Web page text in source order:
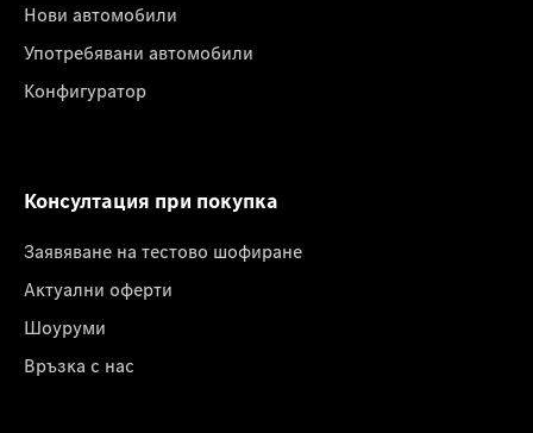
Нови автомобили
Употребявани автомобили
Конфигуратор
Консултация при покупка
Заявяване на тестово шофиране
Актуални оферти
Шоуруми
Връзка с нас